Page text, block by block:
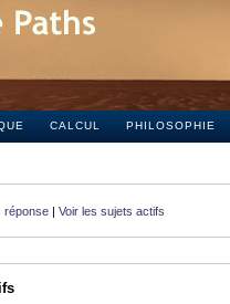
CALCUL PHILOSOPHIE
réponse | Voir les sujets actifs